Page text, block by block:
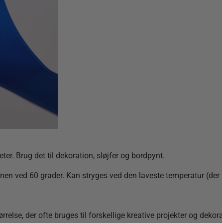
Brug det til dekoration, sløjfer og bordpynt.
ved 60 grader. Kan stryges ved den laveste temperatur
der ofte bruges til forskellige kreative projekter og